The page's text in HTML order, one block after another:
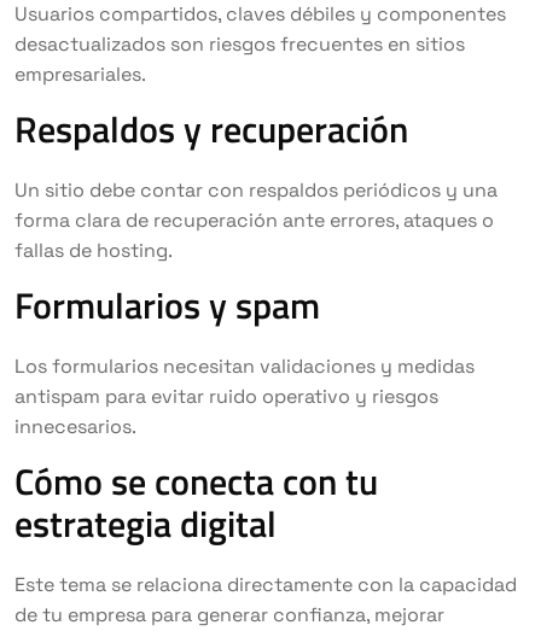
Usuarios compartidos, claves débiles y componentes
desactualizados son riesgos frecuentes en sitios
empresariales.
Respaldos y recuperación
Un sitio debe contar con respaldos periódicos y una
forma clara de recuperación ante errores, ataques o
fallas de hosting.
Formularios y spam
Los formularios necesitan validaciones y medidas
antispam para evitar ruido operativo y riesgos
innecesarios.
Cómo se conecta con tu
estrategia digital
Este tema se relaciona directamente con la capacidad
de tu empresa para generar confianza, mejorar